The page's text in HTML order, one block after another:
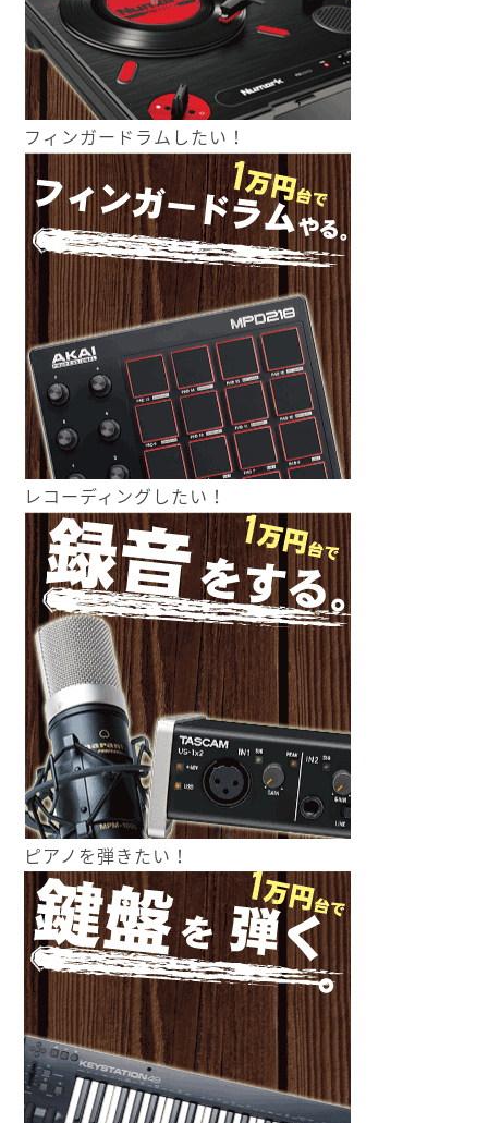
フィンガードラムしたい！
レコーディングしたい！
ピアノを弾きたい！